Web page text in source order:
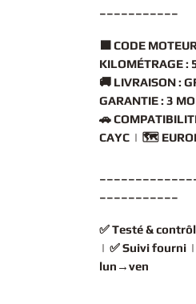
🟧CODE
KILOMÉTRAGE :
🚚 LIVRAISON :
GARANTIE : 3
🚗
CAYC | 🗺️
✅Testé &
| ✅Suivi fourni
lun→ven